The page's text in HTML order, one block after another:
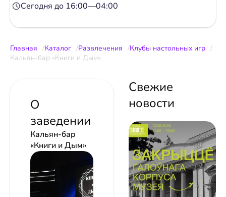
Сегодня до 16:00—04:00
Главная Каталог Развлечения
Клубы настольных игр
Кальян-бар «Книги и Дым»
О
заведении
Кальян-бар
«Книги и Дым»
Свежие
новости